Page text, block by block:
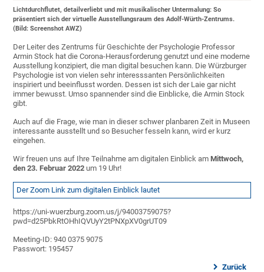
Lichtdurchflutet, detailverliebt und mit musikalischer Untermalung: So
präsentiert sich der virtuelle Ausstellungsraum des Adolf-Würth-Zentrums.
(Bild: Screenshot AWZ)
Der Leiter des Zentrums für Geschichte der Psychologie Professor
Armin Stock hat die Corona-Herausforderung genutzt und eine moderne
Ausstellung konzipiert, die man digital besuchen kann. Die Würzburger
Psychologie ist von vielen sehr interesssanten Persönlichkeiten
inspiriert und beeinflusst worden. Dessen ist sich der Laie gar nicht
immer bewusst. Umso spannender sind die Einblicke, die Armin Stock
gibt.
Auch auf die Frage, wie man in dieser schwer planbaren Zeit in Museen
interessante ausstellt und so Besucher fesseln kann, wird er kurz
eingehen.
Wir freuen uns auf Ihre Teilnahme am digitalen Einblick amMittwoch,
den 23. Februar 2022 um 19 Uhr!
Der Zoom Link zum digitalen Einblick lautet
https://uni-wuerzburg.zoom.us/j/94003759075?
pwd=d25PbkRtOHhIQVUyY2tPNXpXV0grUT09
Meeting-ID: 940 0375 9075
Passwort: 195457
Zurück